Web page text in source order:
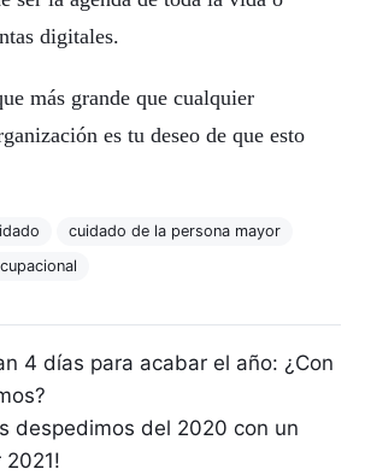
digitales.
más grande que cualquier
es tu deseo de que esto
cuidado de la persona mayor
de entradas
4 días para acabar el año: ¿Con
despedimos del 2020 con un
2021!